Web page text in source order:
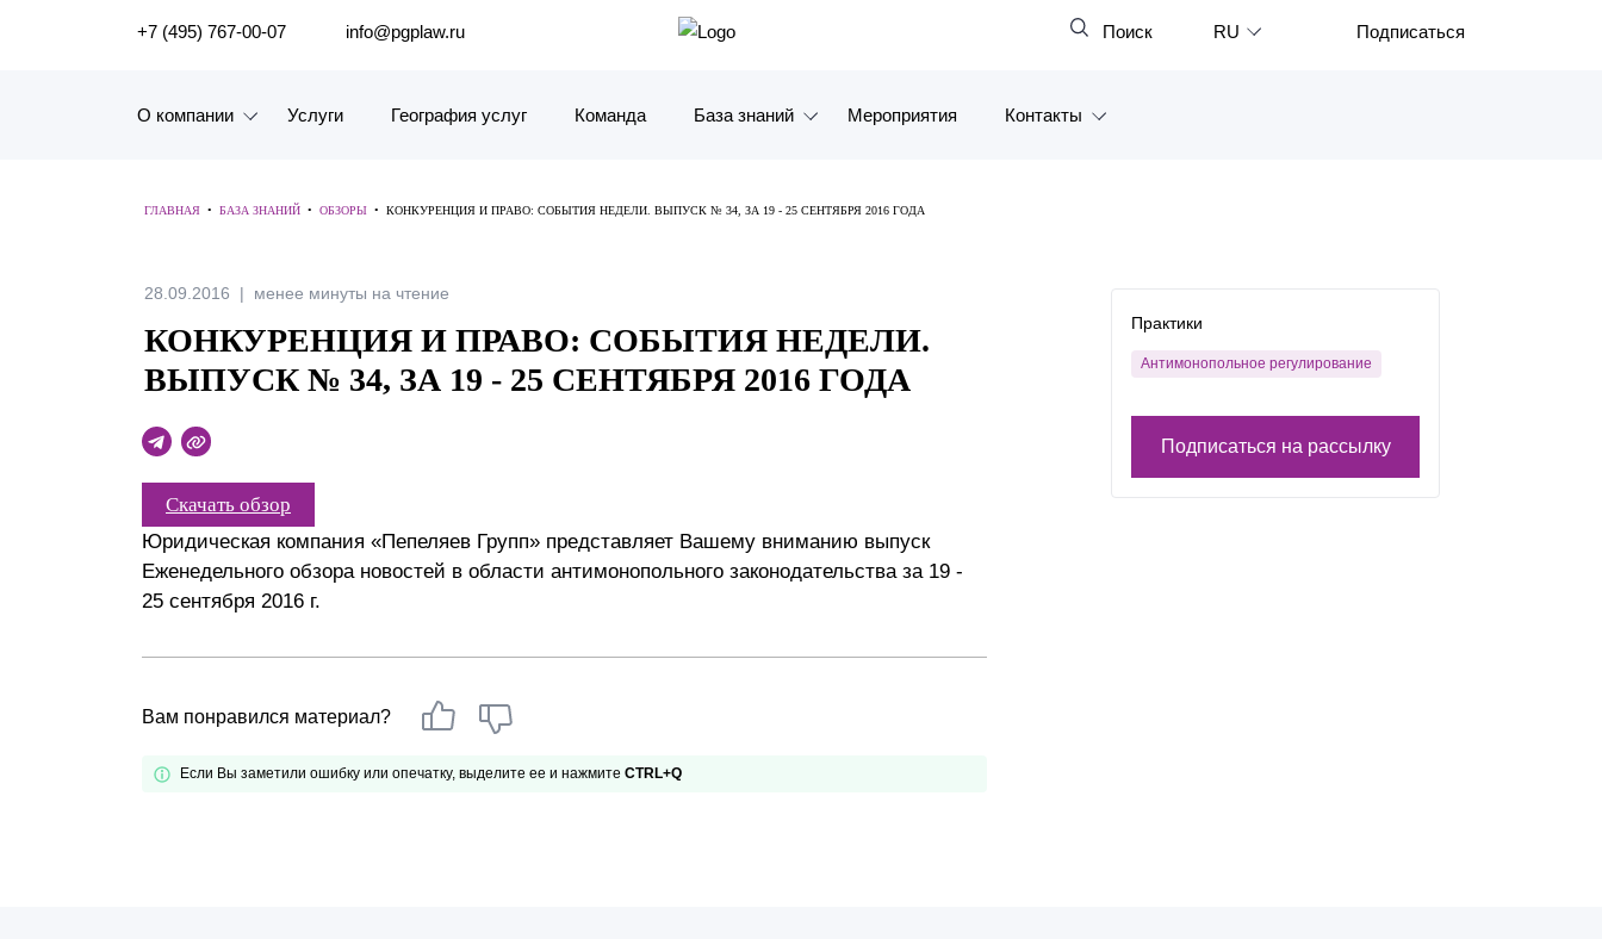
ПОИСК ПО САЙТУ Закрыть
+7 (495) 767-00-07 info@pgplaw.ru Поиск RU
Français
Português
Подписаться
О компании
Наш опыт
Рейтинги, Награды, Цифры
Карьера
История компании
Почему «Пепеляев Групп»?
Обращение Управляющего
ответственность
Услуги География услуг Команда База знаний
Видео
Мероприятия Контакты
ГЛАВНАЯ • БАЗА ЗНАНИЙ • ОБЗОРЫ • КОНКУРЕНЦИЯ И ПРАВО: СОБЫТИЯ НЕДЕЛИ. ВЫПУСК № 34, ЗА 19 - 25 СЕНТЯБРЯ 2016 ГОДА
28.09.2016 менее минуты на чтение
КОНКУРЕНЦИЯ И ПРАВО: СОБЫТИЯ НЕДЕЛИ.
ВЫПУСК № 34, ЗА 19 - 25 СЕНТЯБРЯ 2016 ГОДА
Скачать обзор
Юридическая компания «Пепеляев Групп» представляет Вашему вниманию выпуск
Еженедельного обзора новостей в области антимонопольного законодательства за 19 -
25 сентября 2016 г.
Вам понравился материал?
Если Вы заметили ошибку или опечатку, выделите ее и нажмите CTRL+Q
Практики
Антимонопольное регулирование
Подписаться на рассылку